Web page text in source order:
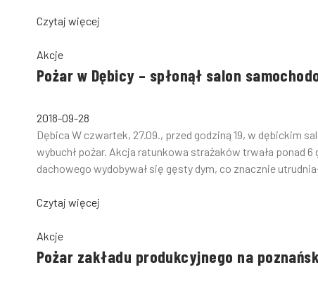
Czytaj więcej
Akcje
Pożar w Dębicy – spłonął salon
2018-09-28
Dębica W czwartek, 27.09., przed godziną 19, w dębickim
wybuchł pożar. Akcja ratunkowa strażaków trwała ponad
dachowego wydobywał się gęsty dym, co znacznie
Czytaj więcej
Akcje
Pożar zakładu produkcyjnego na